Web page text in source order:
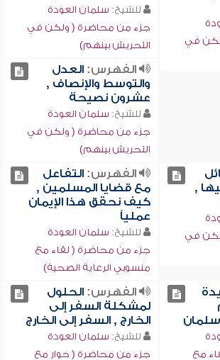
في
للشيخ: سلمان العودة
جزء من محاضرة ( ولكن في
التحريش بينهم)
الفهرس:العدل
والتوسط والإنصاف ,
عشرون نصيحة
للشيخ: سلمان العودة
جزء من محاضرة ( ولكن في
التحريش بينهم)
,
في
الفهرس:التفاعل
مع قضايا المسلمين ,
كيف نحقق هذا الإيمان
عملياً
للشيخ: سلمان العودة
جزء من محاضرة ( لقاء مع
منسوبي الرعاية الصحية)
مع
الفهرس:الحلول
لمشكلة السفر إلى
الخارج , السفر إلى الخارج
للشيخ: سلمان العودة
جزء من محاضرة ( حوار مع